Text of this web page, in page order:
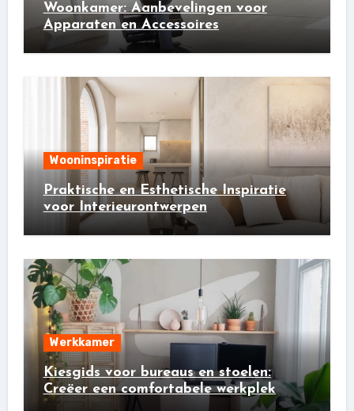
Woonkamer: Aanbevelingen voor
Apparaten en Accessoires
Wooninspiratie
Praktische en Esthetische Inspiratie
voor Interieurontwerpen
Werkkamer
Kiesgids voor bureaus en stoelen:
Creëer een comfortabele werkplek